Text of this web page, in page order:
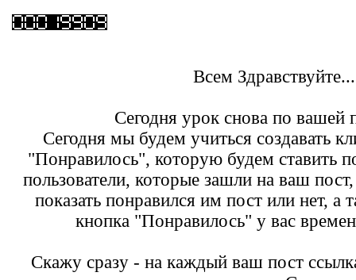
Всем Здравствуйте...
Сегодня урок снова по вашей
Сегодня мы будем учиться создавать
"Понравилось", которую будем ставить
пользователи, которые зашли на ваш
показать понравился им пост или нет, а
кнопка "Понравилось" у вас
Скажу сразу - на каждый ваш пост